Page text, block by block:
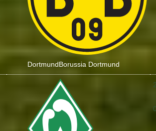
DortmundBorussia Dortmund
: